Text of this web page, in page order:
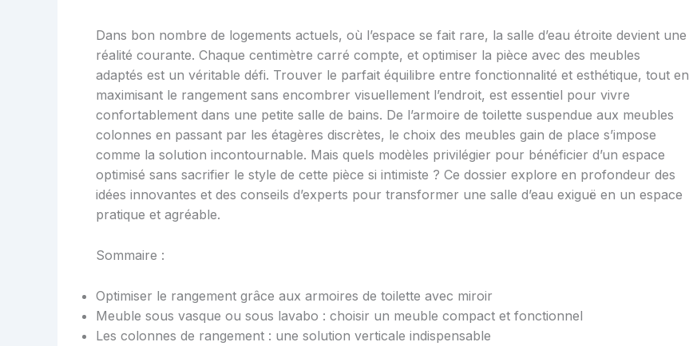
Dans bon nombre de logements actuels, où l’espace se fait rare, la salle d’eau étroite devient une
réalité courante. Chaque centimètre carré compte, et optimiser la pièce avec des meubles
adaptés est un véritable défi. Trouver le parfait équilibre entre fonctionnalité et esthétique, tout en
maximisant le rangement sans encombrer visuellement l’endroit, est essentiel pour vivre
confortablement dans une petite salle de bains. De l’armoire de toilette suspendue aux meubles
colonnes en passant par les étagères discrètes, le choix des meubles gain de place s’impose
comme la solution incontournable. Mais quels modèles privilégier pour bénéficier d’un espace
optimisé sans sacrifier le style de cette pièce si intimiste ? Ce dossier explore en profondeur des
idées innovantes et des conseils d’experts pour transformer une salle d’eau exiguë en un espace
pratique et agréable.
Sommaire :
Optimiser le rangement grâce aux armoires de toilette avec miroir
Meuble sous vasque ou sous lavabo : choisir un meuble compact et fonctionnel
Les colonnes de rangement : une solution verticale indispensable